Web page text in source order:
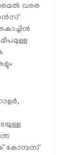
മൈൽ വരെ
കോമ്പസ്